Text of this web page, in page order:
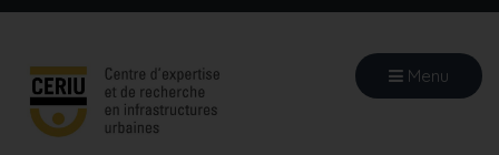
Aller
principal
Menu